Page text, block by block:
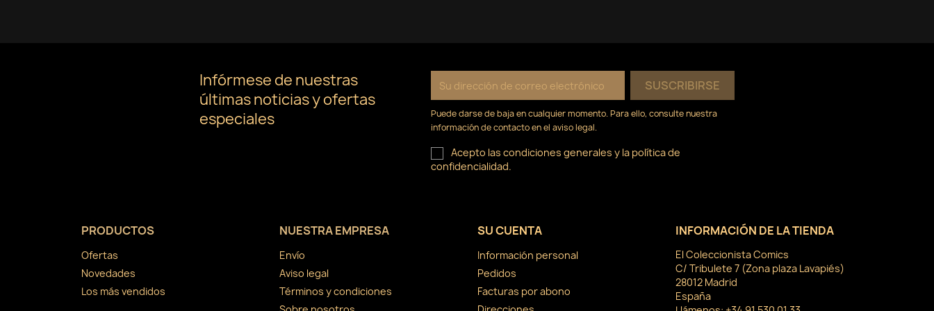
Infórmese de nuestras
últimas noticias y ofertas
especiales
Puede darse de baja en cualquier momento. Para ello, consulte nuestra
información de contacto en el aviso legal.
Acepto las condiciones generales y la política de
confidencialidad.
PRODUCTOS
Ofertas
Novedades
Los más vendidos
NUESTRA EMPRESA
Envío
Aviso legal
Términos y condiciones
SU CUENTA
Información personal
Pedidos
Facturas por abono
INFORMACIÓN DE LA TIENDA
El Coleccionista Comics
C/ Tribulete 7 (Zona plaza Lavapiés)
28012 Madrid
España